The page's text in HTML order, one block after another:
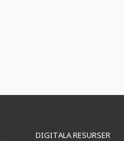
DIGITALA RESURSER